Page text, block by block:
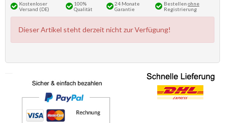
Kostenloser
Versand (DE)
100%
Qualität
24 Monate
Garantie
Bestellen ohne
Registrierung
Dieser Artikel steht derzeit nicht zur Verfügung!